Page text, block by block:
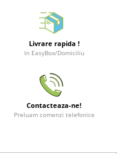
Livrare rapida !
In EasyBox/Domiciliu
Contacteaza-ne!
Preluam comenzi telefonice